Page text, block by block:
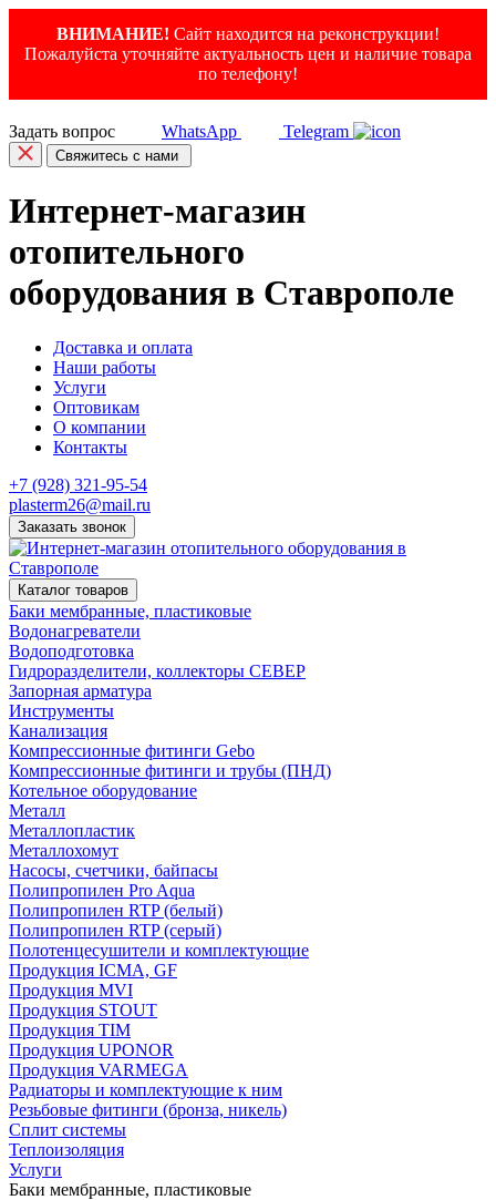
ВНИМАНИЕ! Сайт находится на реконструкции!
Пожалуйста уточняйте актуальность цен и наличие товара
по телефону!
Задать вопрос WhatsApp Telegram
Свяжитесь с нами
Интернет-магазин
отопительного
оборудования в Ставрополе
Доставка и оплата
Наши работы
Услуги
Оптовикам
О компании
Контакты
+7 (928) 321-95-54
plasterm26@mail.ru
Заказать звонок
Каталог товаров
Баки мембранные, пластиковые
Водонагреватели
Водоподготовка
Гидроразделители, коллекторы СЕВЕР
Запорная арматура
Инструменты
Канализация
Компрессионные фитинги Gebo
Компрессионные фитинги и трубы (ПНД)
Котельное оборудование
Металл
Металлопластик
Металлохомут
Насосы, счетчики, байпасы
Полипропилен Pro Aqua
Полипропилен RTP (белый)
Полипропилен RTP (серый)
Полотенцесушители и комплектующие
Продукция ICMA, GF
Продукция MVI
Продукция STOUT
Продукция TIM
Продукция UPONOR
Продукция VARMEGA
Радиаторы и комплектующие к ним
Резьбовые фитинги (бронза, никель)
Сплит системы
Теплоизоляция
Услуги
Баки мембранные, пластиковые